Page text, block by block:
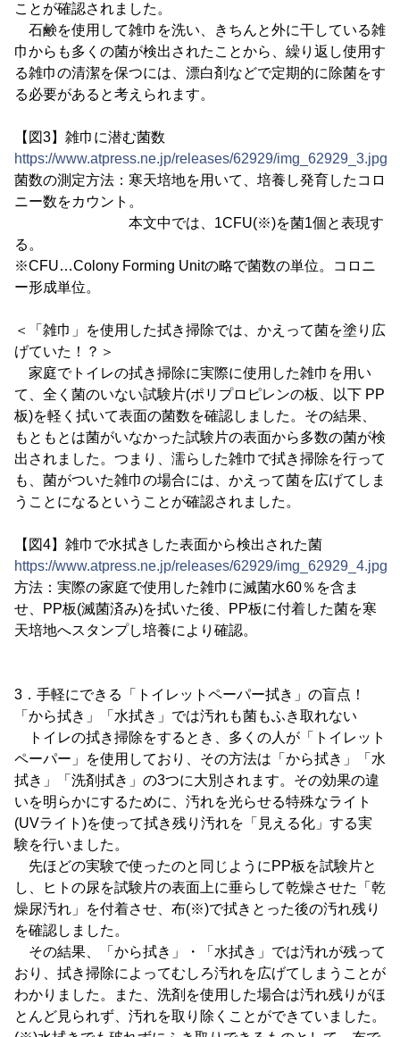
ことが確認されました。
石鹸を使用して雑巾を洗い、きちんと外に干している雑
巾からも多くの菌が検出されたことから、繰り返し使用す
る雑巾の清潔を保つには、漂白剤などで定期的に除菌をす
る必要があると考えられます。
【図3】雑巾に潜む菌数
https://www.atpress.ne.jp/releases/62929/img_62929_3.jpg
菌数の測定方法：寒天培地を用いて、培養し発育したコロ
ニー数をカウント。
本文中では、1CFU(※)を菌1個と表現す
る。
※CFU…Colony Forming Unitの略で菌数の単位。コロニ
ー形成単位。
＜「雑巾」を使用した拭き掃除では、かえって菌を塗り広
げていた！？＞
家庭でトイレの拭き掃除に実際に使用した雑巾を用い
て、全く菌のいない試験片(ポリプロピレンの板、以下 PP
板)を軽く拭いて表面の菌数を確認しました。その結果、
もともとは菌がいなかった試験片の表面から多数の菌が検
出されました。つまり、濡らした雑巾で拭き掃除を行って
も、菌がついた雑巾の場合には、かえって菌を広げてしま
うことになるということが確認されました。
【図4】雑巾で水拭きした表面から検出された菌
https://www.atpress.ne.jp/releases/62929/img_62929_4.jpg
方法：実際の家庭で使用した雑巾に滅菌水60％を含ま
せ、PP板(滅菌済み)を拭いた後、PP板に付着した菌を寒
天培地へスタンプし培養により確認。
3．手軽にできる「トイレットペーパー拭き」の盲点！
「から拭き」「水拭き」では汚れも菌もふき取れない
トイレの拭き掃除をするとき、多くの人が「トイレット
ペーパー」を使用しており、その方法は「から拭き」「水
拭き」「洗剤拭き」の3つに大別されます。その効果の違
いを明らかにするために、汚れを光らせる特殊なライト
(UVライト)を使って拭き残り汚れを「見える化」する実
験を行いました。
先ほどの実験で使ったのと同じようにPP板を試験片と
し、ヒトの尿を試験片の表面上に垂らして乾燥させた「乾
燥尿汚れ」を付着させ、布(※)で拭きとった後の汚れ残り
を確認しました。
その結果、「から拭き」・「水拭き」では汚れが残って
おり、拭き掃除によってむしろ汚れを広げてしまうことが
わかりました。また、洗剤を使用した場合は汚れ残りがほ
とんど見られず、汚れを取り除くことができていました。